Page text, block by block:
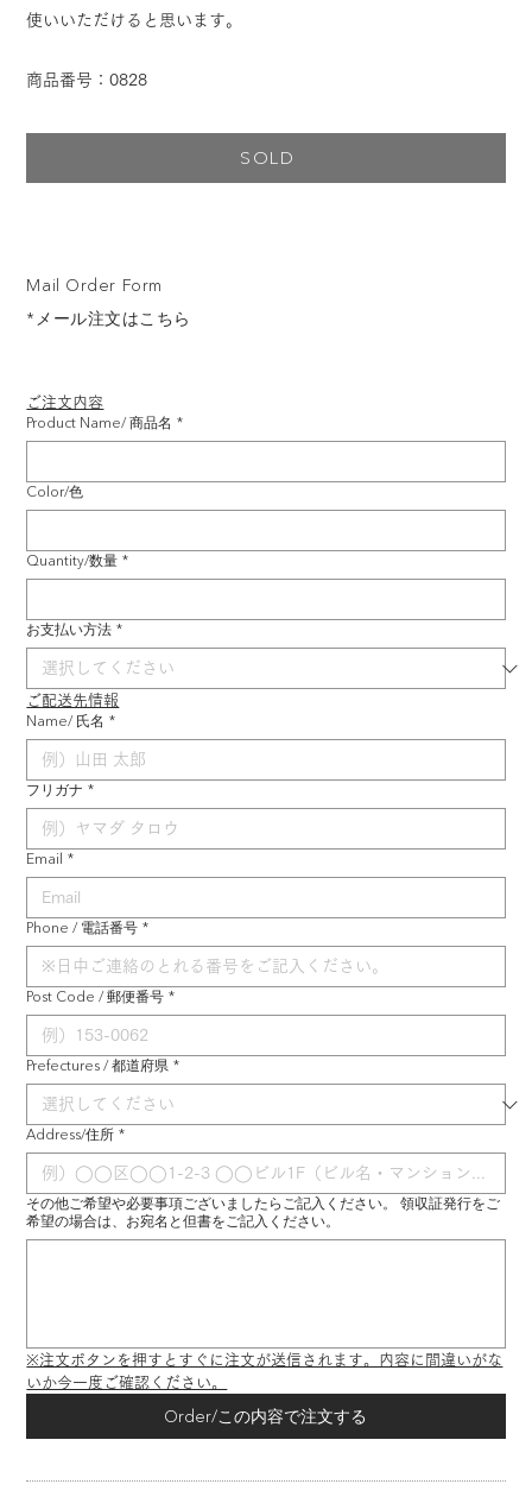
ご注文内容
Product Name/ 商品名 *
Color/色
Quantity/数量 *
お支払い方法 *
ご配送先情報
Name/ 氏名 *
フリガナ *
Email *
Phone / 電話番号 *
Post Code / 郵便番号 *
Prefectures / 都道府県 *
Address/住所 *
その他ご希望や必要事項ございましたらご記入ください。 領収証発行をご
希望の場合は、お宛名と但書をご記入ください。
※注文ボタンを押すとすぐに注文が送信されます。内容に間違いがな
いか今一度ご確認ください。
Order/この内容で注文する
Mail Order Form
*メール注文はこちら
使いいただけると思います。
商品番号：0828
SOLD